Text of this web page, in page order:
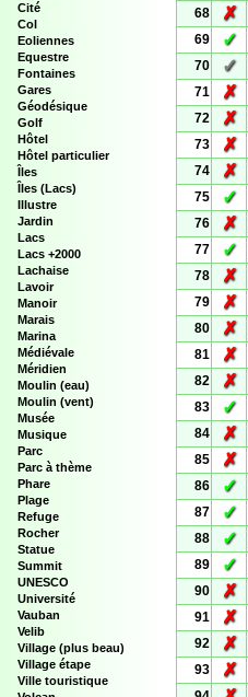
Cité
Col
Eoliennes
Equestre
Fontaines
Gares
Géodésique
Golf
Hôtel
Hôtel particulier
Îles
Îles (Lacs)
Illustre
Jardin
Lacs
Lacs +2000
Lachaise
Lavoir
Manoir
Marais
Marina
Médiévale
Méridien
Moulin (eau)
Moulin (vent)
Musée
Musique
Parc
Parc à thème
Phare
Plage
Refuge
Rocher
Statue
Summit
UNESCO
Université
Vauban
Velib
Village (plus beau)
Village étape
Ville touristique
68
✗
69
✓
70
✓
71
✗
72
✗
73
✗
74
✗
75
✓
76
✗
77
✓
78
✗
79
✗
80
✗
81
✗
82
✗
83
✓
84
✗
85
✗
86
✓
87
✓
88
✓
89
✓
90
✗
91
✗
92
✗
93
✗